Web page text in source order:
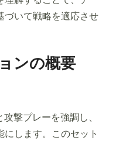
づいて戦略を適応させ
ンの概要
撃プレーを強調し、
します。このセット